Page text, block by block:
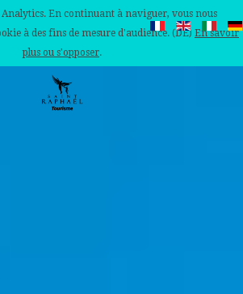
Analytics. En continuant à naviguer, vous nous
à des fins de mesure d'audience. (DE) En savoir
plus ou s'opposer.